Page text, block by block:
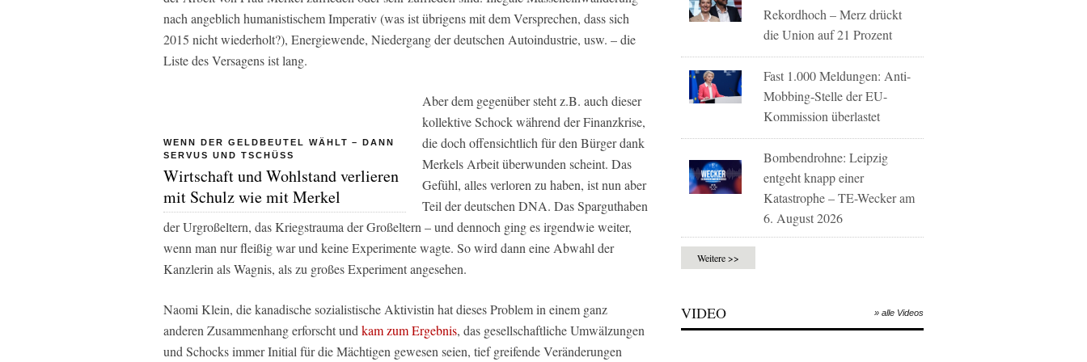
nach angeblich humanistischem Imperativ (was ist übrigens mit dem Versprechen, dass sich
2015 nicht wiederholt?), Energiewende, Niedergang der deutschen Autoindustrie, usw. – die
Liste des Versagens ist lang.
WENN DER GELDBEUTEL WÄHLT – DANN
SERVUS UND TSCHÜSS
Wirtschaft und Wohlstand verlieren
mit Schulz wie mit Merkel
Aber dem gegenüber steht z.B. auch dieser
kollektive Schock während der Finanzkrise,
die doch offensichtlich für den Bürger dank
Merkels Arbeit überwunden scheint. Das
Gefühl, alles verloren zu haben, ist nun aber
Teil der deutschen DNA. Das Sparguthaben
der Urgroßeltern, das Kriegstrauma der Großeltern – und dennoch ging es irgendwie weiter,
wenn man nur fleißig war und keine Experimente wagte. So wird dann eine Abwahl der
Kanzlerin als Wagnis, als zu großes Experiment angesehen.
Naomi Klein, die kanadische sozialistische Aktivistin hat dieses Problem in einem ganz
anderen Zusammenhang erforscht und kam zum Ergebnis, das gesellschaftliche Umwälzungen
und Schocks immer Initial für die Mächtigen gewesen seien, tief greifende Veränderungen
Rekordhoch – Merz drückt
die Union auf 21 Prozent
Fast 1.000 Meldungen: Anti-
Mobbing-Stelle der EU-
Kommission überlastet
Bombendrohne: Leipzig
entgeht knapp einer
Katastrophe – TE-Wecker am
6. August 2026
Weitere >>
VIDEO » alle Videos